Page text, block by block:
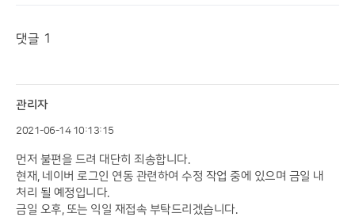
댓글 1
관리자
2021-06-14 10:13:15
먼저 불편을 드려 대단히 죄송합니다.
현재, 네이버 로그인 연동 관련하여 수정 작업 중에 있으며 금일 내
처리 될 예정입니다.
금일 오후, 또는 익일 재접속 부탁드리겠습니다.